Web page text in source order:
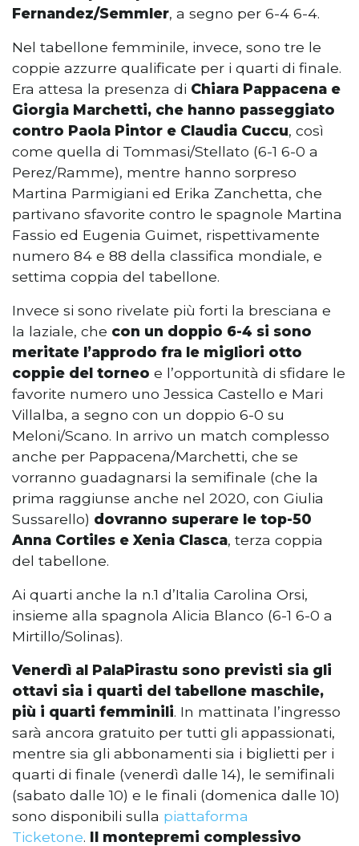
Fernandez/Semmler, a segno per 6-4 6-4.
Nel tabellone femminile, invece, sono tre le
coppie azzurre qualificate per i quarti di finale.
Era attesa la presenza di Chiara Pappacena e
Giorgia Marchetti, che hanno passeggiato
contro Paola Pintor e Claudia Cuccu, così
come quella di Tommasi/Stellato (6-1 6-0 a
Perez/Ramme), mentre hanno sorpreso
Martina Parmigiani ed Erika Zanchetta, che
partivano sfavorite contro le spagnole Martina
Fassio ed Eugenia Guimet, rispettivamente
numero 84 e 88 della classifica mondiale, e
settima coppia del tabellone.
Invece si sono rivelate più forti la bresciana e
la laziale, che con un doppio 6-4 si sono
meritate l’approdo fra le migliori otto
coppie del torneo e l’opportunità di sfidare le
favorite numero uno Jessica Castello e Mari
Villalba, a segno con un doppio 6-0 su
Meloni/Scano. In arrivo un match complesso
anche per Pappacena/Marchetti, che se
vorranno guadagnarsi la semifinale (che la
prima raggiunse anche nel 2020, con Giulia
Sussarello) dovranno superare le top-50
Anna Cortiles e Xenia Clasca, terza coppia
del tabellone.
Ai quarti anche la n.1 d’Italia Carolina Orsi,
insieme alla spagnola Alicia Blanco (6-1 6-0 a
Mirtillo/Solinas).
Venerdì al PalaPirastu sono previsti sia gli
ottavi sia i quarti del tabellone maschile,
più i quarti femminili. In mattinata l’ingresso
sarà ancora gratuito per tutti gli appassionati,
mentre sia gli abbonamenti sia i biglietti per i
quarti di finale (venerdì dalle 14), le semifinali
(sabato dalle 10) e le finali (domenica dalle 10)
sono disponibili sulla piattaforma
Ticketone. Il montepremi complessivo